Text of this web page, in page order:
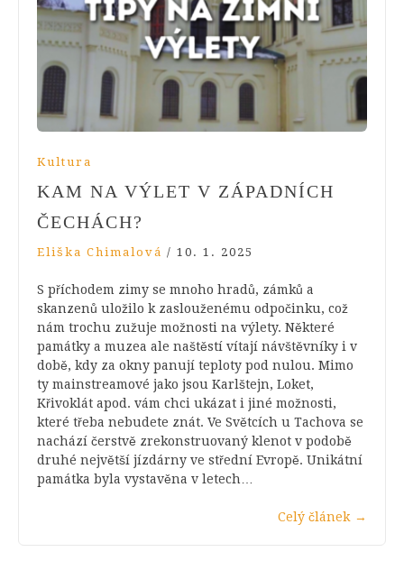
Kultura
KAM NA VÝLET V ZÁPADNÍCH
ČECHÁCH?
Eliška Chimalová / 10. 1. 2025
S příchodem zimy se mnoho hradů, zámků a
skanzenů uložilo k zaslouženému odpočinku, což
nám trochu zužuje možnosti na výlety. Některé
památky a muzea ale naštěstí vítají návštěvníky i v
době, kdy za okny panují teploty pod nulou. Mimo
ty mainstreamové jako jsou Karlštejn, Loket,
Křivoklát apod. vám chci ukázat i jiné možnosti,
které třeba nebudete znát. Ve Světcích u Tachova se
nachází čerstvě zrekonstruovaný klenot v podobě
druhé největší jízdárny ve střední Evropě. Unikátní
památka byla vystavěna v letech…
Celý článek →